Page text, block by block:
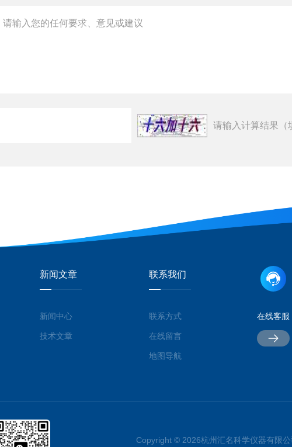
请输入计算结果（
新闻文章
新闻中心
技术文章
联系我们
联系方式
在线留言
地图导航
在线客服
Copyright © 2026杭州汇名科学仪器有限